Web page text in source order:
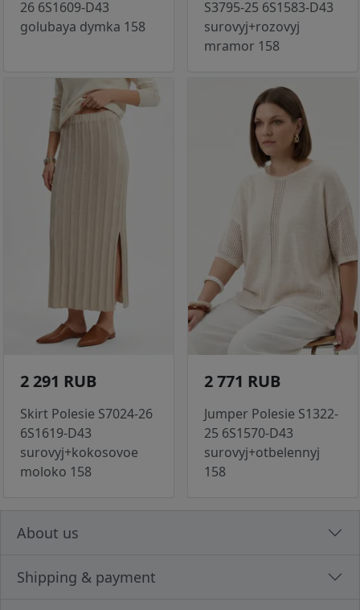
26 6S1609-D43
golubaya dymka 158
S3795-25 6S1583-D43
surovyj+rozovyj
mramor 158
2 291 RUB
Skirt Polesie S7024-26
6S1619-D43
surovyj+kokosovoe
moloko 158
2 771 RUB
Jumper Polesie S1322-
25 6S1570-D43
surovyj+otbelennyj
158
About us
Shipping & payment